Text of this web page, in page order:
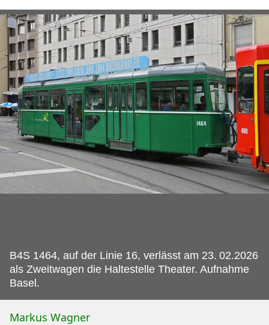
B4S 1464, auf der Linie 16, verlässt am 23. 02.2026
als Zweitwagen die Haltestelle Theater. Aufnahme
Basel.
Markus Wagner